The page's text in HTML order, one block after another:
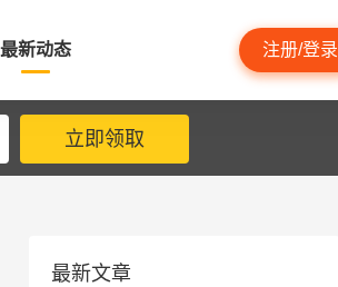
最新动态 注册/登录
立即领取
最新文章